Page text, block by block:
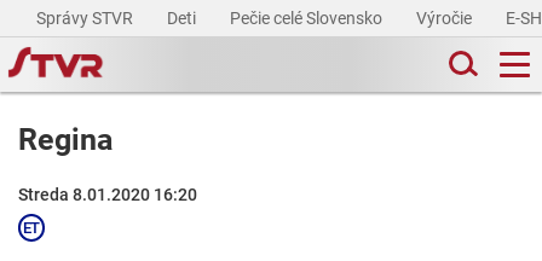
Správy STVR Deti Pečie celé Slovensko Výročie E-
Regina
Streda 8.01.2020 16:20